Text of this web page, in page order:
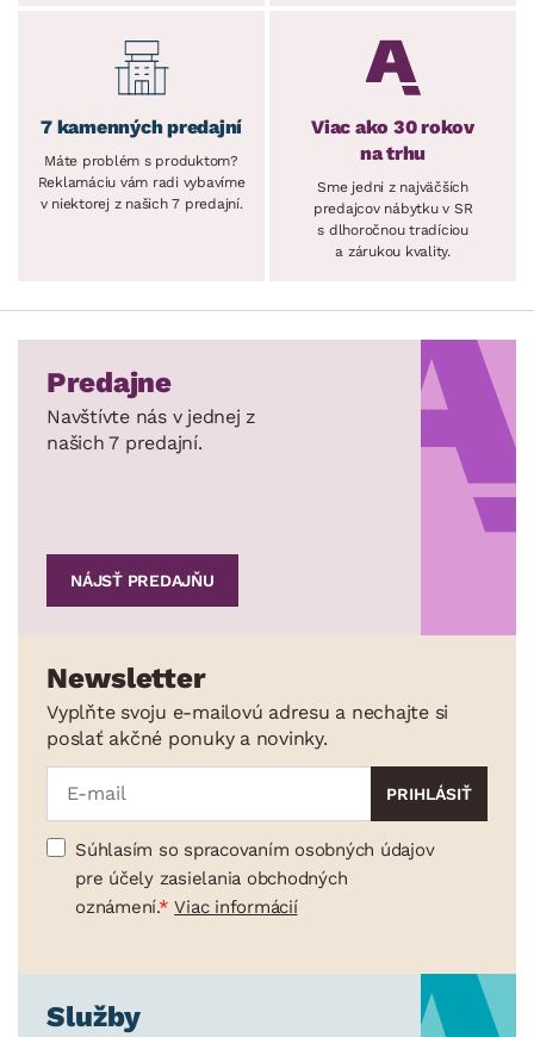
7 kamenných predajní
Máte problém s produktom?
Reklamáciu vám radi vybavíme
v niektorej z našich 7 predajní.
Viac ako 30 rokov
na trhu
Sme jedni z najväčších
predajcov nábytku v SR
s dlhoročnou tradíciou
a zárukou kvality.
Predajne
Navštívte nás v jednej z
našich 7 predajní.
NÁJSŤ PREDAJŇU
Newsletter
Vyplňte svoju e-mailovú adresu a nechajte si
poslať akčné ponuky a novinky.
Súhlasím so spracovaním osobných údajov
pre účely zasielania obchodných
oznámení.
Viac informácií
Služby